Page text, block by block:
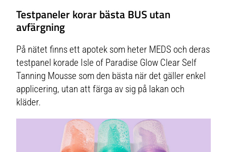
Testpaneler korar bästa BUS utan
avfärgning
På nätet finns ett apotek som heter MEDS och deras
testpanel korade Isle of Paradise Glow Clear Self
Tanning Mousse som den bästa när det gäller enkel
applicering, utan att färga av sig på lakan och
kläder.